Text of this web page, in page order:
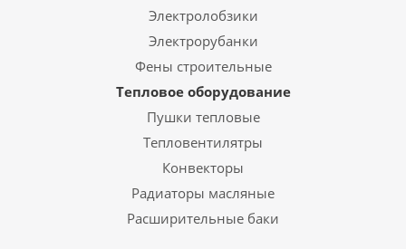
Электролобзики
Электрорубанки
Фены строительные
Тепловое оборудование
Пушки тепловые
Тепловентилятры
Конвекторы
Радиаторы масляные
Расширительные баки